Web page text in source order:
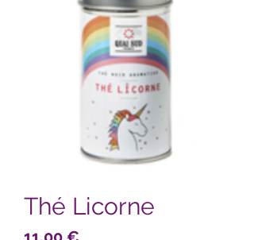
Thé Licorne